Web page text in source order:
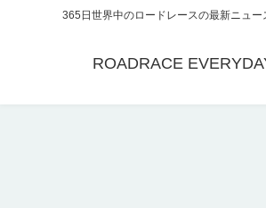
365日世界中のロードレースの最新ニュー
ROADRACE